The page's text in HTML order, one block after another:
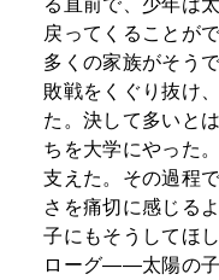
戻ってくることが
多くの家族がそう
敗戦をくぐり抜け
た。決して多いと
ちを大学にやった
支えた。その過程
さを痛切に感じる
子にもそうしてほ
ローグ――太陽の